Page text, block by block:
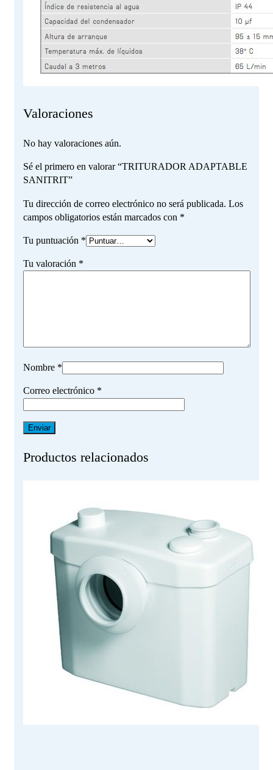
Valoraciones
No hay valoraciones aún.
Sé el primero en valorar “TRITURADOR ADAPTABLE
SANITRIT”
Tu dirección de correo electrónico no será publicada. Los
campos obligatorios están marcados con *
Tu puntuación *
Tu valoración *
Nombre *
Correo electrónico *
Productos relacionados